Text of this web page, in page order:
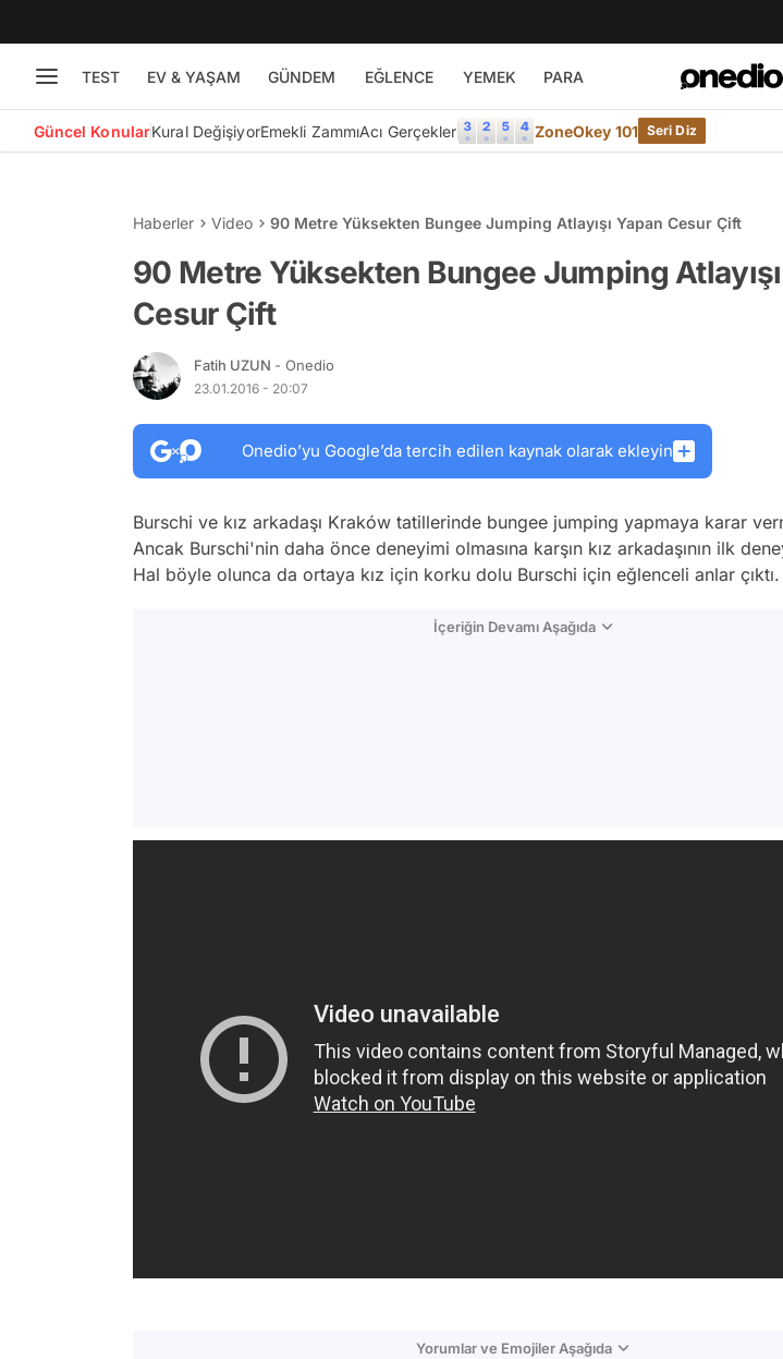
TEST EV & YAŞAM GÜNDEM EĞLENCE YEMEK PARA
Güncel KonularKural DeğişiyorEmekli ZammıAcı Gerçekler ZoneOkey 101 Seri Diz
Haberler Video 90 Metre Yüksekten Bungee Jumping Atlayışı Yapan Cesur Çift
90 Metre Yüksekten Bungee Jumping
Cesur Çift
Fatih UZUN - Onedio
23.01.2016 - 20:07
Onedio’yu Google’da tercih edilen kaynak olarak ekleyin
Burschi ve kız arkadaşı Kraków tatillerinde bungee jumping yapmaya karar
Ancak Burschi'nin daha önce deneyimi olmasına karşın kız arkadaşının ilk
Hal böyle olunca da ortaya kız için korku dolu Burschi için eğlenceli anlar çıktı.
İçeriğin Devamı Aşağıda
Yorumlar ve Emojiler Aşağıda